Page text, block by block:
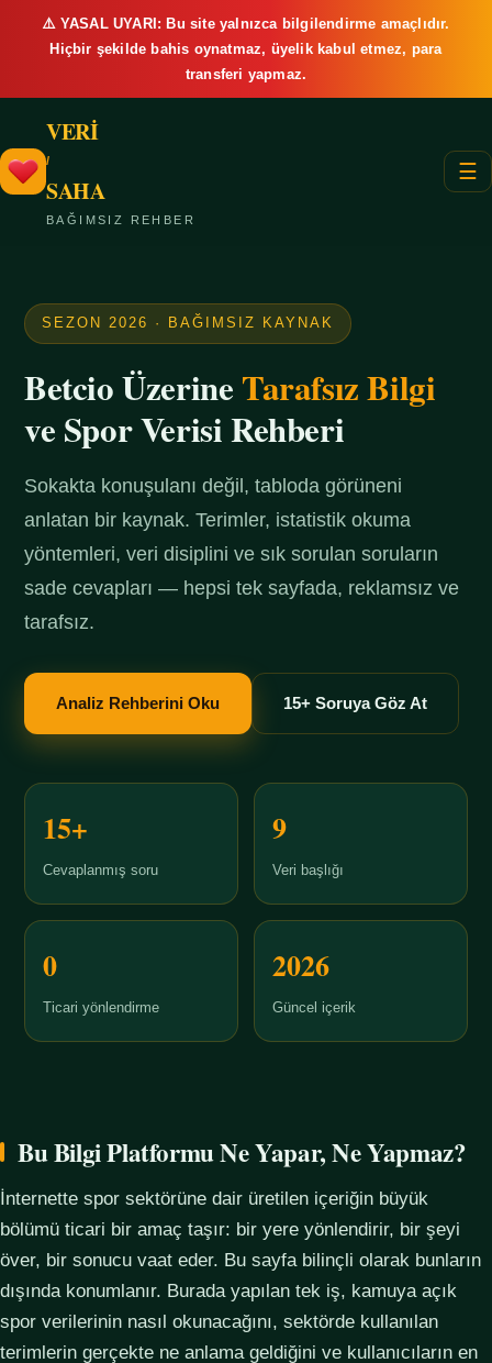
⚠️ YASAL UYARI: Bu site yalnızca bilgilendirme amaçlıdır.
Hiçbir şekilde bahis oynatmaz, üyelik kabul etmez, para
transferi yapmaz.
VERİ
/
SAHA
BAĞIMSIZ REHBER
☰
SEZON 2026 · BAĞIMSIZ KAYNAK
Betcio ÜzerineTarafsız Bilgi
ve Spor Verisi Rehberi
Sokakta konuşulanı değil, tabloda görüneni
anlatan bir kaynak. Terimler, istatistik okuma
yöntemleri, veri disiplini ve sık sorulan soruların
sade cevapları — hepsi tek sayfada, reklamsız ve
tarafsız.
Analiz Rehberini Oku 15+ Soruya Göz At
15+
Cevaplanmış soru
9
Veri başlığı
0
Ticari yönlendirme
2026
Güncel içerik
Bu Bilgi Platformu Ne Yapar, Ne Yapmaz?
İnternette spor sektörüne dair üretilen içeriğin büyük
bölümü ticari bir amaç taşır: bir yere yönlendirir, bir şeyi
över, bir sonucu vaat eder. Bu sayfa bilinçli olarak bunların
dışında konumlanır. Burada yapılan tek iş, kamuya açık
spor verilerinin nasıl okunacağını, sektörde kullanılan
terimlerin gerçekte ne anlama geldiğini ve kullanıcıların en